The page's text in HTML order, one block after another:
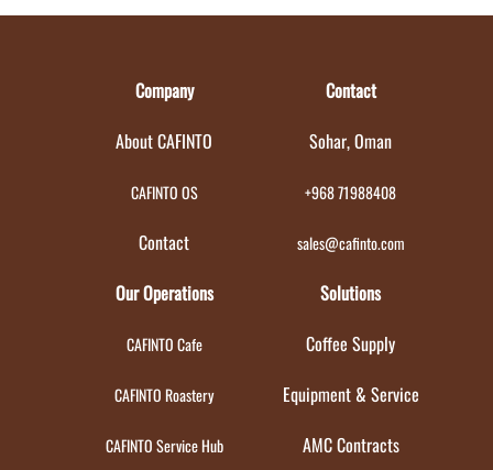
Contact
Sohar, Oman
+968 71988408
sales@cafinto.com
Company
About CAFINTO
CAFINTO OS
Contact
Solutions
Coffee Supply
Equipment & Service
AMC Contracts
Our Operations
CAFINTO Cafe
CAFINTO Roastery
CAFINTO Service Hub